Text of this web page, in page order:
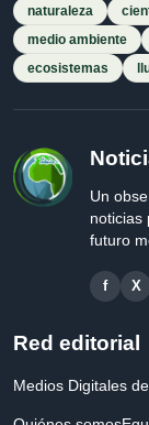
naturaleza
medio ambiente
ecosistemas
Un
noticias
futuro
f X
Red editorial
Medios Digitales